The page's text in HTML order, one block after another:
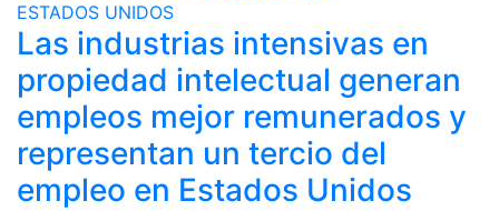
ESTADOS UNIDOS
Las industrias intensivas en
propiedad intelectual generan
empleos mejor remunerados y
representan un tercio del
empleo en Estados Unidos